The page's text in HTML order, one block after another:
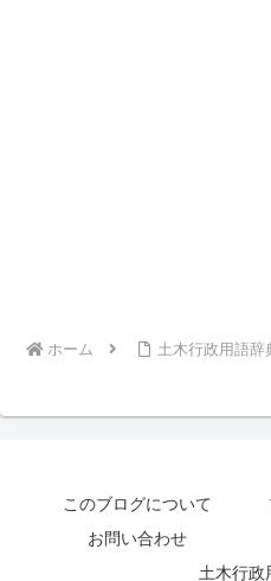
ホーム 土木行政用語辞
このブログについて
お問い合わせ
土木行政